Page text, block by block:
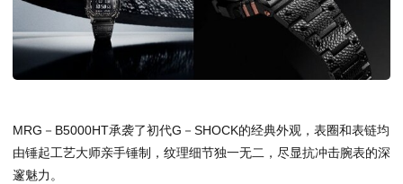
MRG－B5000HT承袭了初代G－SHOCK的经典外观，表圈和表链均
由锤起工艺大师亲手锤制，纹理细节独一无二，尽显抗冲击腕表的深
邃魅力。